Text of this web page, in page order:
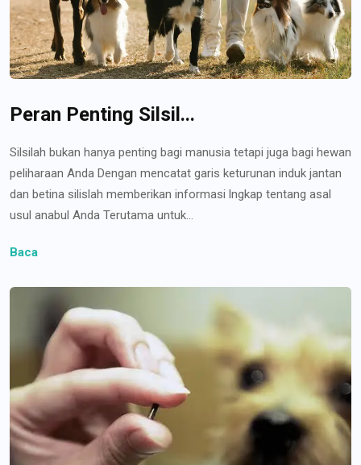
Peran Penting Silsil...
Silsilah bukan hanya penting bagi manusia tetapi juga bagi hewan
peliharaan Anda Dengan mencatat garis keturunan induk jantan
dan betina silislah memberikan informasi lngkap tentang asal
usul anabul Anda Terutama untuk...
Baca